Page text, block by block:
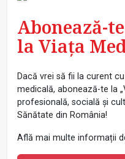
Abonează-te
la Viața
Dacă vrei să fii la curent
medicală, abonează-te la
profesională, socială și
Sănătate din România!
Află mai multe informații